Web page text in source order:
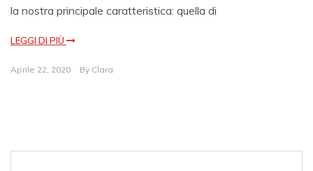
la nostra principale caratteristica: quella di
LEGGI DI PIÙ
Aprile 22, 2020 By Clara